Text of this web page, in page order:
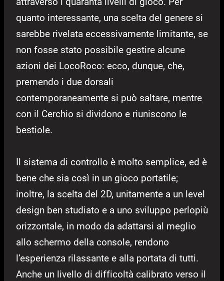
quanto interessante, una scelta del genere si
sarebbe rivelata eccessivamente limitante, se
non fosse stato possibile gestire alcune
azioni dei LocoRoco: ecco, dunque, che,
premendo i due dorsali
contemporaneamente si può saltare, mentre
con il Cerchio si dividono e riuniscono le
bestiole.
Il sistema di controllo è molto semplice, ed è
bene che sia così in un gioco portatile;
inoltre, la scelta del 2D, unitamente a un level
design ben studiato e a uno sviluppo perlopiù
orizzontale, in modo da adattarsi al meglio
allo schermo della console, rendono
l’esperienza rilassante e alla portata di tutti.
Anche un livello di difficoltà calibrato verso il